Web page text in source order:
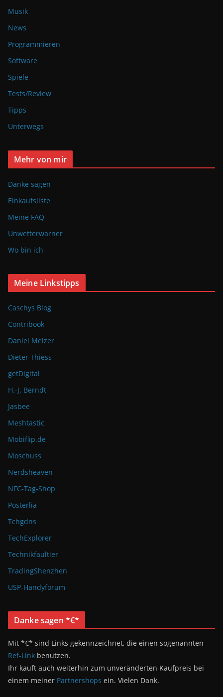
Musik
News
Programmieren
Software
Spiele
Tests/Review
Tipps
Unterwegs
Mehr von mir
Danke sagen
Einkaufsliste
Meine FAQ
Unwetterwarner
Wo bin ich
Meine Linkstipps
Caschys Blog
Contribook
Daniel Melzer
Dieter Thiess
getDigital
H.-J. Berndt
Jasbee
Meshtastic
Mobiflip.de
Moschuss
Nerdsheaven
NFC-Tag-Shop
Posterlia
Tchgdns
TechExplorer
Technikfaultier
TradingShenzhen
USP-Handyforum
Danke sagen *€*
Mit *€* sind Links gekennzeichnet, die einen sogenannten
Ref-Link benutzen.
Ihr kauft auch weiterhin zum unveränderten Kaufpreis bei
einem meiner Partnershops ein. Vielen Dank.